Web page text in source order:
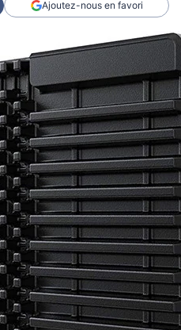
Ajoutez-nous en favori